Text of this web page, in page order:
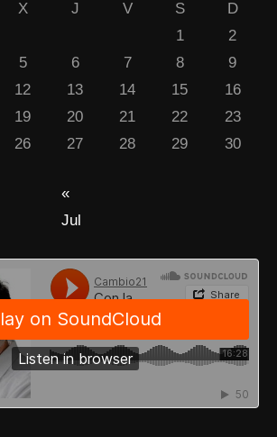
X J V S
D
1
2
5 6 7 8
9
12 13 14 15
16
19 20 21 22
23
26 27 28 29
30
«
Jul